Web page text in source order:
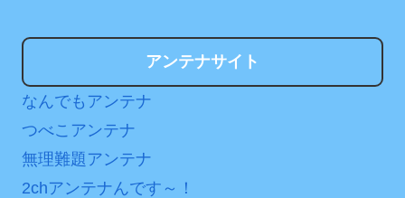
アンテナサイト
なんでもアンテナ
つべこアンテナ
無理難題アンテナ
2chアンテナんです～！